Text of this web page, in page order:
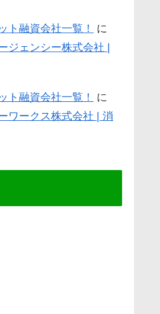
ト融資会社一覧！
に
ジェンシー株式会社 |
ト融資会社一覧！
に
ワークス株式会社 | 消